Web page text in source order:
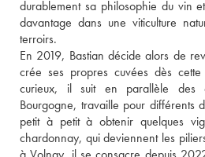
durablement sa philosophie du vin
davantage dans une viticulture
terroirs.
En 2019, Bastian décide alors de
crée ses propres cuvées dès
curieux, il suit en parallèle des
Bourgogne, travaille pour différents
petit à petit à obtenir quelques
chardonnay, qui deviennent les